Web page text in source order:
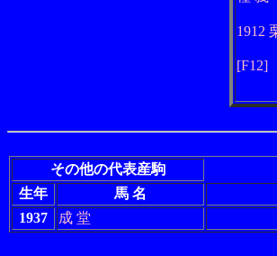
1912
[F12]
その他の代表産駒
生年
馬 名
1937
成 堂